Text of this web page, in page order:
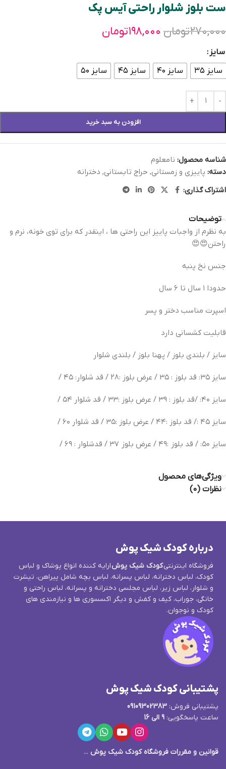
ست بلوز شلوار راحتی آیس پک
۲۷۰,۰۰۰تومان ۱۹۸,۰۰۰تومان
سایز
سایز ۳۵
سایز ۴۰ سایز ۴۵ سایز ۵۰
افزودن به سبد خرید
شناسه محصول: نامعلوم
دسته: پاییزی و زمستانی, حراج تابستانی, دخترانه
اشتراک گذاری:
توضیحات
به نظرم از واجبات پاییز این راحتی ها ، اینقدر که برای توی خونه، نرم و
راحتن😍😍
جنس نخ پنبه
حدودا ۱ سال تا ۶ سال
اسپرت مناسب دختر و پسر
قابلیت کشسانی دارد
سایز / بلندی بلوز / پهنا بلوز / بلندی شلوار
سایز ۳۵: قد بلوز : ۳۵ / عرض بلوز :۲۸ / قد شلوار: ۴۵ /
سایز ۴۰: /قد بلوز : ۳۹ / عرض بلوز :۳۳ / قد شلوار ۵۴ /
سایز ۴۵ :/ قد بلوز :۴۴ / عرض بلوز :۳۵ / قد شلوار ۶۰ /
سایز ۵۰: / قد بلوز :۴۹ / عرض بلوز ۳۷ / قد‌شلوار : ۶۹ /
ویژگی‌های محصول
نظرات (0)
درباره کودک شیک پوش
فروشگاه اینترنتیکودک شیک پوشارایه کننده انواع پوشاک و لباس
کودک، لباس دخترانه، لباس پسرانه، لباس بچه شامل پیراهن، تیشرت
و شلوار، لباس زیر، لباس مجلسی دخترانه و پسرانه، لباس راحتی و
خانگی، جوراب، کیف و کفش و دیگر اکسسوری ها و نیازمندی های
کودک و نوجوان.
پشتیبانی کودک شیک پوش
پشتیبانی فروش: 09109302383
ساعت پاسخگویی: 9 الی 16
قوانین و مقررات فروشگاه کودک شیک پوش ...